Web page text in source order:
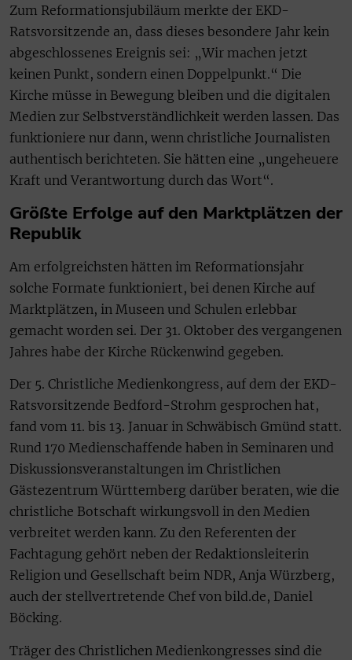
Zum Reformationsjubiläum merkte der EKD-
Ratsvorsitzende an, dass dieses besondere Jahr kein
abgeschlossenes Ereignis sei: „Wir machen jetzt
keinen Punkt, sondern einen Doppelpunkt.“ Die
Kirche müsse in Bewegung bleiben und die digitalen
Medien zur Selbstverständlichkeit werden lassen. Das
funktioniere nur dann, wenn christliche Journalisten
authentisch berichteten. Sie hätten eine „ungeheuere
Kraft und Verantwortung durch das Wort“.
Größte Erfolge auf den Marktplätzen der
Republik
Am erfolgreichsten hätten im Reformationsjahr
solche Formate funktioniert, bei denen Kirche auf
Marktplätzen, in Museen und Schulen erlebbar
gemacht worden sei. Der 31. Oktober des vergangenen
Jahres habe der Kirche Rückenwind gegeben.
Der 5. Christliche Medienkongress, auf dem der EKD-
Ratsvorsitzende Bedford-Strohm gesprochen hat,
fand vom 11. bis 13. Januar in Schwäbisch Gmünd statt.
Rund 170 Medienschaffende haben in Seminaren und
Diskussionsveranstaltungen im Christlichen
Gästezentrum Württemberg darüber beraten, wie die
christliche Botschaft wirkungsvoll in den Medien
verbreitet werden kann. Zu den Referenten der
Fachtagung gehört neben der Redaktionsleiterin
Religion und Gesellschaft beim NDR, Anja Würzberg,
auch der stellvertretende Chef von bild.de, Daniel
Böcking.
Träger des Christlichen Medienkongresses sind die